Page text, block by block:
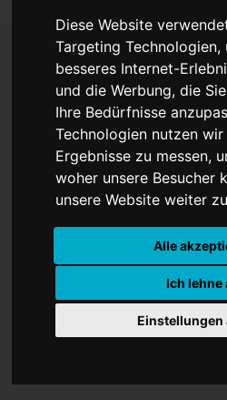
Diese Website
Targeting Technologien,
besseres Internet-
und die Werbung, die
Ihre Bedürfnisse
Technologien nutzen
Ergebnisse zu messen,
woher unsere Besucher
unsere Website weiter
Alle
Ich lehne
Einstellungen
ITFILMS –
Festival
Ausschreibung